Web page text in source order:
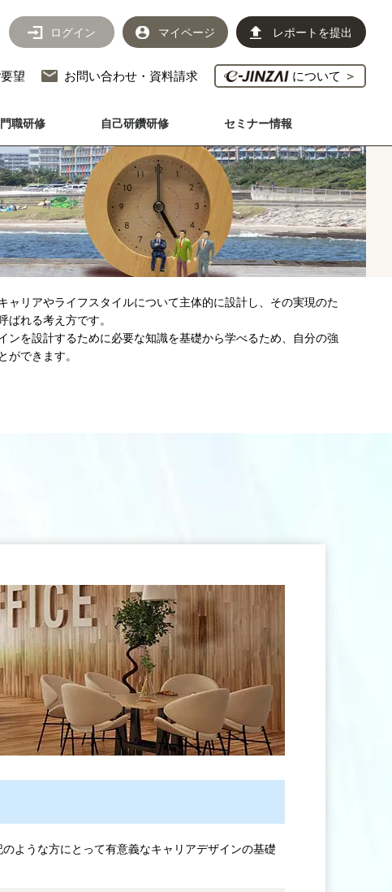
ログイン マイページ レポートを提出
望 お問い合わせ・資料請求 について ＞
職研修 自己研鑽研修 セミナー情報
リアやライフスタイルについて主体的に設計し、その実現のた
れる考え方です。
を設計するために必要な知識を基礎から学べるため、自分の強
できます。
ような方にとって有意義なキャリアデザインの基礎